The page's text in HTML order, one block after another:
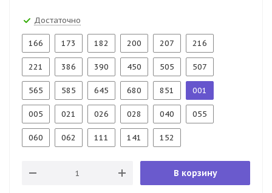
Достаточно
166 173 182 200 207 216
221 386 390 450 505 507
565 585 645 680 851 001
005 021 026 028 040 055
060 062 111 141 152
В корзину